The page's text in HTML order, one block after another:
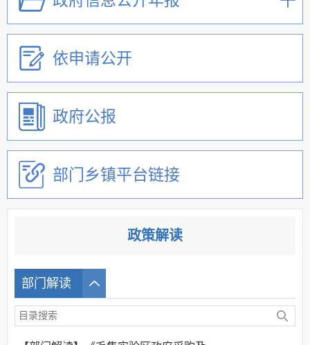
公共监管
依申请公开
政府公报
部门乡镇平台链接
政策解读
部门解读